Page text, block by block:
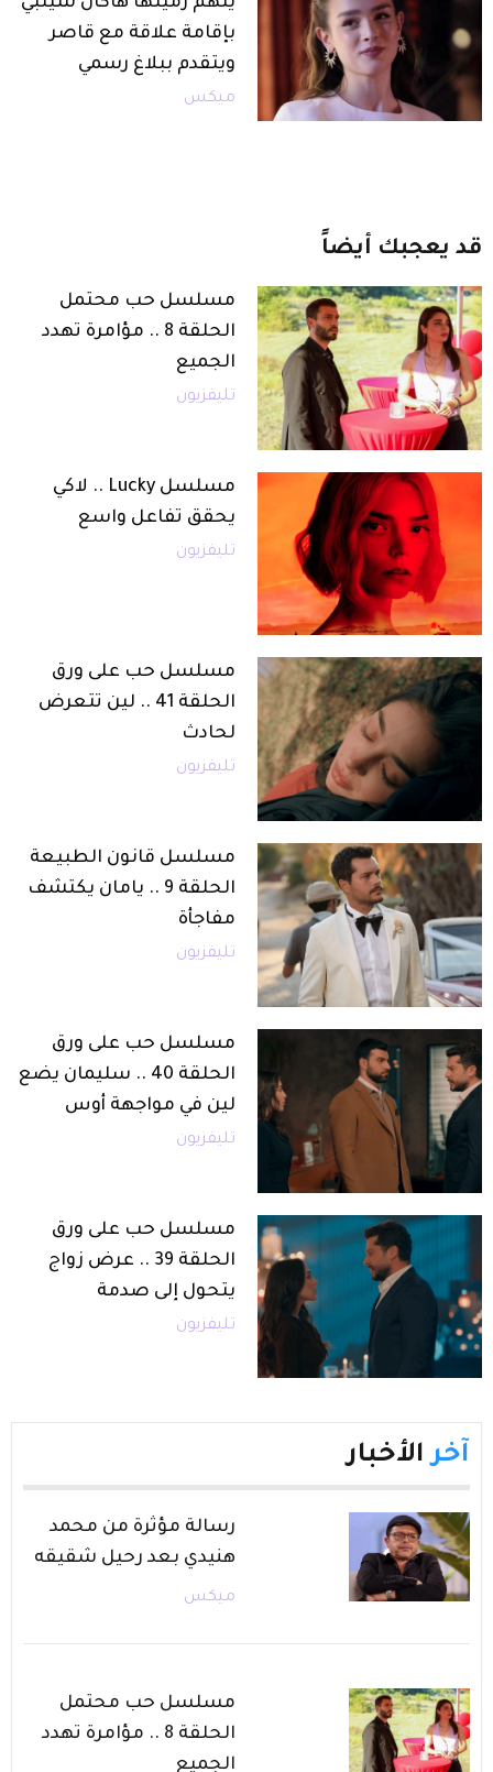
بإقامة علاقة مع قاصر
ويتقدم ببلاغ رسمي
ميكس
قد يعجبك أيضاً
مسلسل حب محتمل
الحلقة 8 .. مؤامرة تهدد
الجميع
تليفزيون
مسلسل Lucky .. لاكي
يحقق تفاعل واسع
تليفزيون
مسلسل حب على ورق
الحلقة 41 .. لين تتعرض
لحادث
تليفزيون
مسلسل قانون الطبيعة
الحلقة 9 .. يامان يكتشف
مفاجأة
تليفزيون
مسلسل حب على ورق
الحلقة 40 .. سليمان يضع
لين في مواجهة أوس
تليفزيون
مسلسل حب على ورق
الحلقة 39 .. عرض زواج
يتحول إلى صدمة
تليفزيون
آخر الأخبار
رسالة مؤثرة من محمد
هنيدي بعد رحيل شقيقه
ميكس
مسلسل حب محتمل
الحلقة 8 .. مؤامرة تهدد
الجميع